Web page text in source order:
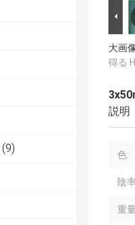
(9)
大画
得る
説明
色:
陰
重